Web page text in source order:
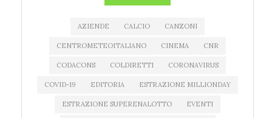
AZIENDE CALCIO CANZONI
CENTROMETEOITALIANO CINEMA CNR
CODACONS COLDIRETTI CORONAVIRUS
COVID-19 EDITORIA ESTRAZIONE MILLIONDAY
ESTRAZIONE SUPERENALOTTO EVENTI